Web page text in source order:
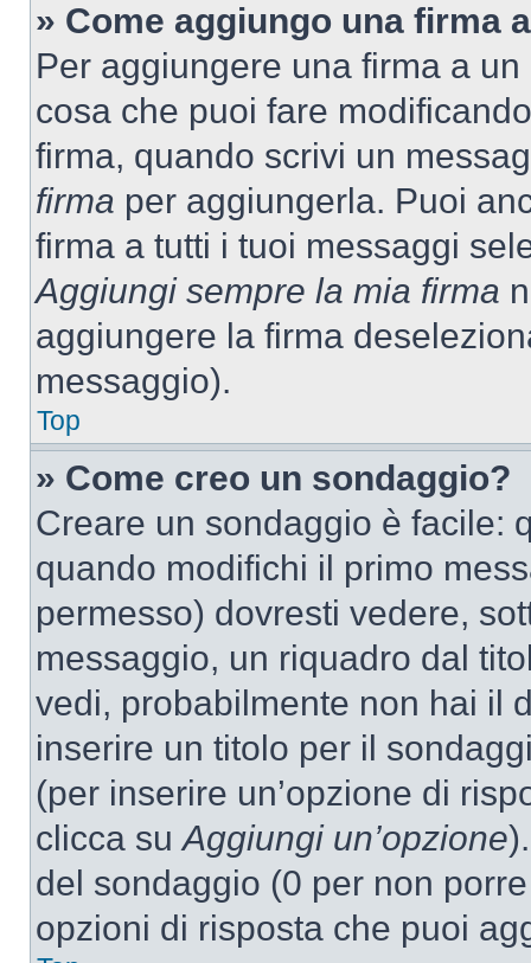
» Come aggiungo una firma
Per aggiungere una firma a
cosa che puoi fare
firma, quando scrivi un
firma per aggiungerla. Puoi
firma a tutti i tuoi messaggi
Aggiungi sempre la mia firma
aggiungere la firma
messaggio).
Top
» Come creo un sondaggio?
Creare un sondaggio è facile:
quando modifichi il primo
permesso) dovresti vedere,
messaggio, un riquadro dal
vedi, probabilmente non hai il
inserire un titolo per il
(per inserire un’opzione di
clicca suAggiungi un’opzione
del sondaggio (0 per non
opzioni di risposta che puoi